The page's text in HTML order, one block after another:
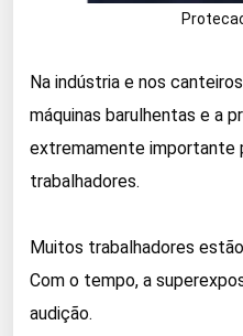
Na indústria e nos
máquinas barulhentas e a
extremamente importante
trabalhadores.
Muitos trabalhadores
Com o tempo, a
audição.